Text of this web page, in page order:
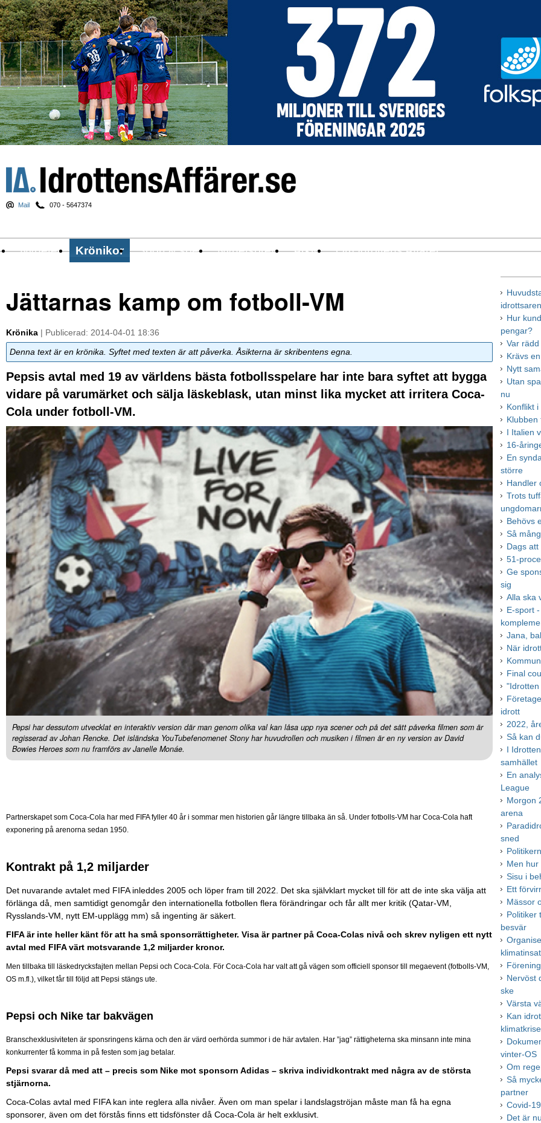
Mail 070 - 5647374
Nyheter Krönikor Sport & spel Nyhetsbrev Arkiv Om Idrottens Affärer
Jättarnas kamp om fotboll-VM
Krönika | Publicerad: 2014-04-01 18:36
Denna text är en krönika. Syftet med texten är att påverka. Åsikterna är skribentens egna.
Pepsis avtal med 19 av världens bästa fotbollsspelare har inte bara syftet att bygga
vidare på varumärket och sälja läskeblask, utan minst lika mycket att irritera Coca-
Cola under fotboll-VM.
Pepsi har dessutom utvecklat en interaktiv version där man genom olika val kan låsa upp nya scener och på det sätt påverka filmen som är
regisserad av Johan Rencke. Det isländska YouTubefenomenet Stony har huvudrollen och musiken i filmen är en ny version av David
Bowies Heroes som nu framförs av Janelle Monáe.
Partnerskapet som Coca-Cola har med FIFA fyller 40 år i sommar men historien går längre tillbaka än så. Under fotbolls-VM har Coca-Cola haft
exponering på arenorna sedan 1950.
Kontrakt på 1,2 miljarder
Det nuvarande avtalet med FIFA inleddes 2005 och löper fram till 2022. Det ska självklart mycket till för att de inte ska välja att
förlänga då, men samtidigt genomgår den internationella fotbollen flera förändringar och får allt mer kritik (Qatar-VM,
Rysslands-VM, nytt EM-upplägg mm) så ingenting är säkert.
FIFA är inte heller känt för att ha små sponsorrättigheter. Visa är partner på Coca-Colas nivå och skrev nyligen ett nytt
avtal med FIFA värt motsvarande 1,2 miljarder kronor.
Men tillbaka till läskedrycksfajten mellan Pepsi och Coca-Cola. För Coca-Cola har valt att gå vägen som officiell sponsor till megaevent (fotbolls-VM,
OS m.fl.), vilket får till följd att Pepsi stängs ute.
Pepsi och Nike tar bakvägen
Branschexklusiviteten är sponsringens kärna och den är värd oerhörda summor i de här avtalen. Har ”jag” rättigheterna ska minsann inte mina
konkurrenter få komma in på festen som jag betalar.
Pepsi svarar då med att – precis som Nike mot sponsorn Adidas – skriva individkontrakt med några av de största
stjärnorna.
Coca-Colas avtal med FIFA kan inte reglera alla nivåer. Även om man spelar i landslagströjan måste man få ha egna
sponsorer, även om det förstås finns ett tidsfönster då Coca-Cola är helt exklusivt.
Hur
pengar?
Var
Krävs
Nytt
Utan
nu
Konflikt
Klubben
I Italien
16-
En
större
Handler
Trots
Behövs
Så
Dags
51-
Ge
sig
Alla ska
E-sport
Jana,
När
Final
idrott
2022,
Så kan
I
samhället
En
League
Morgon
arena
sned
Men
Sisu i
Ett
Mässor
Politiker
besvär
Nervöst
ske
Värsta
Kan
vinter-OS
Om
Så
partner
Covid-
Det är